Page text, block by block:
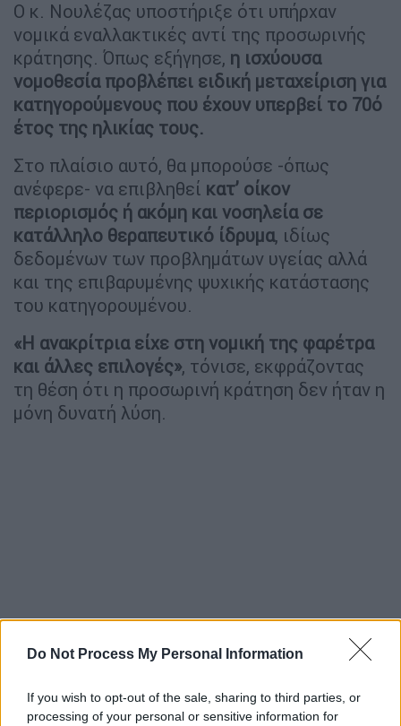
Do Not Process My Personal Information
If you wish to opt-out of the sale, sharing to third parties, or
processing of your personal or sensitive information for
Ο κ. Νουλέζας υποστήριξε ότι υπήρχαν
νομικά εναλλακτικές αντί της προσωρινής
κράτησης. Όπως εξήγησε, η ισχύουσα
νομοθεσία προβλέπει ειδική μεταχείριση για
κατηγορούμενους που έχουν υπερβεί το 70ό
έτος της ηλικίας τους.
Στο πλαίσιο αυτό, θα μπορούσε -όπως
ανέφερε- να επιβληθεί κατ’ οίκον
περιορισμός ή ακόμη και νοσηλεία σε
κατάλληλο θεραπευτικό ίδρυμα, ιδίως
δεδομένων των προβλημάτων υγείας αλλά
και της επιβαρυμένης ψυχικής κατάστασης
του κατηγορουμένου.
«Η ανακρίτρια είχε στη νομική της φαρέτρα
και άλλες επιλογές», τόνισε, εκφράζοντας
τη θέση ότι η προσωρινή κράτηση δεν ήταν η
μόνη δυνατή λύση.
της υγείας του